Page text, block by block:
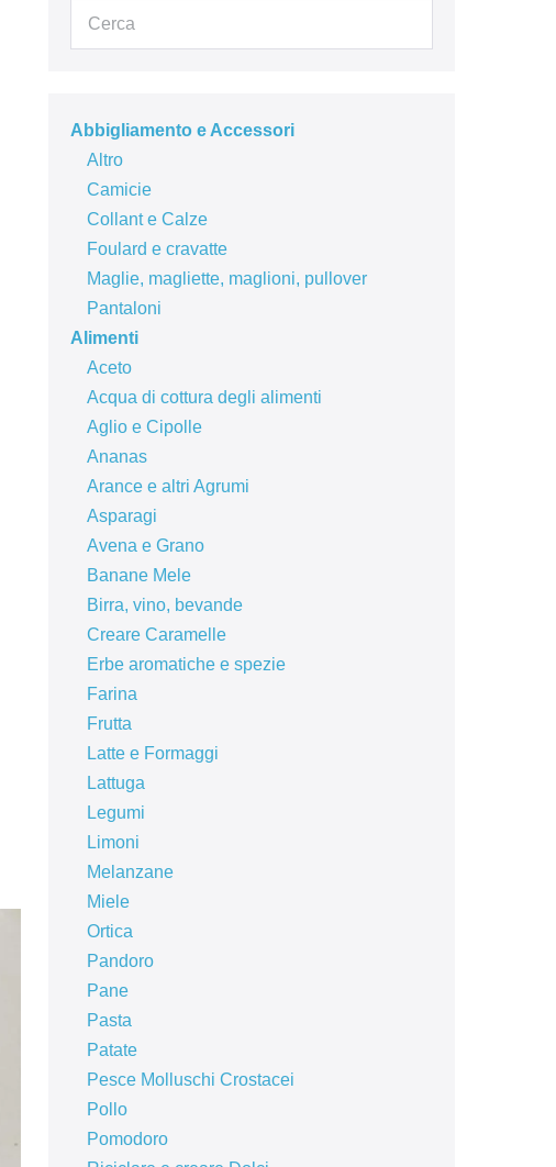
Abbigliamento e Accessori
Altro
Camicie
Collant e Calze
Foulard e cravatte
Maglie, magliette, maglioni, pullover
Pantaloni
Alimenti
Aceto
Acqua di cottura degli alimenti
Aglio e Cipolle
Ananas
Arance e altri Agrumi
Asparagi
Avena e Grano
Banane Mele
Birra, vino, bevande
Creare Caramelle
Erbe aromatiche e spezie
Farina
Frutta
Latte e Formaggi
Lattuga
Legumi
Limoni
Melanzane
Miele
Ortica
Pandoro
Pane
Pasta
Patate
Pesce Molluschi Crostacei
Pollo
Pomodoro